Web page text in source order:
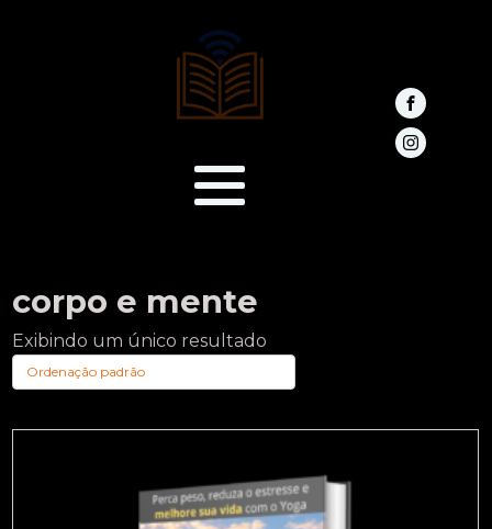
corpo e mente
Exibindo um único resultado